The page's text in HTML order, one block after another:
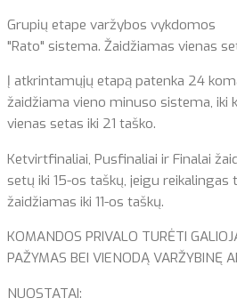
Grupių etape varžybos vykdomos
"Rato" sistema. Žaidžiamas vienas
Į atkrintamųjų etapą patenka 24
žaidžiama vieno minuso sistema, iki
vienas setas iki 21 taško.
Ketvirtfinaliai, Pusfinaliai ir Finalai
setų iki 15-os taškų, jeigu reikalingas
žaidžiamas iki 11-os taškų.
KOMANDOS PRIVALO TURĖTI
PAŽYMAS BEI VIENODĄ VARŽYBINĘ
NUOSTATAI: